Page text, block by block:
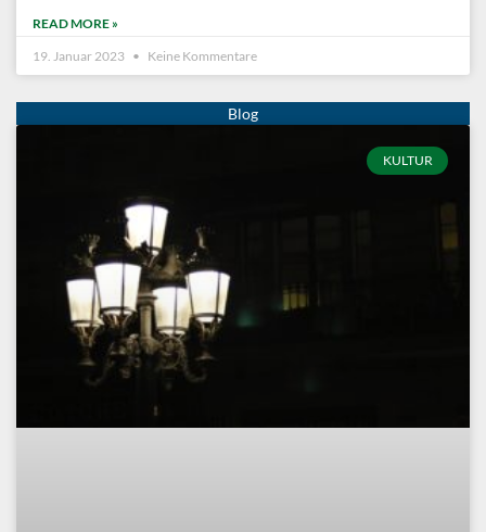
READ MORE »
19. Januar 2023
Keine Kommentare
KULTUR